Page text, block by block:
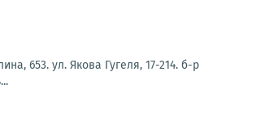
653. ул. Якова Гугеля, 17-214. б-р